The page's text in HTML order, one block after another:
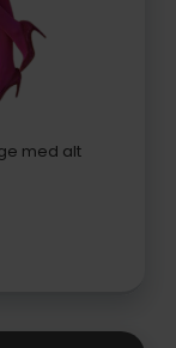
med alt